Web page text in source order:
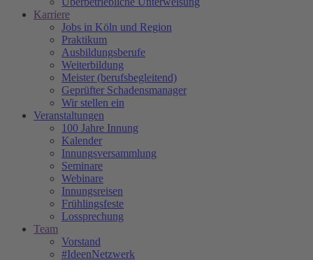
Karriere
Jobs in Köln und Region
Praktikum
Ausbildungsberufe
Weiterbildung
Meister (berufsbegleitend)
Geprüfter Schadensmanager
Wir stellen ein
Veranstaltungen
100 Jahre Innung
Kalender
Innungsversammlung
Seminare
Webinare
Innungsreisen
Frühlingsfeste
Lossprechung
Team
Vorstand
#IdeenNetzwerk